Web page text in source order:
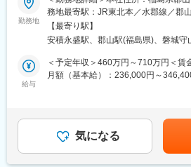
など、専門性を高めるキャリアとマ
目指していただけます。
また、製造・購買などの関係部門と
■福利厚生の魅力：
・睡眠休暇制度（最大年5日）：独
ンディションを整えながら長く働け
・事務所隣接の駐車場完備（車通勤
アサカ理研が掲げる「ビジョン2034
No.1）」の実現に向け、新たな事業
ポジションです。まずはリチウムイ
ち上げに携わりながら事業開発の実
事業テーマの発掘から事業化までを
・新工場建設を含む大型プロジェク
できる
・レアメタルや資源循環を通じて社
勤務地
務地最寄駅：JR東北本／水郡線／郡
禁煙変更の範囲：会社の定める事業所
【最寄り駅】
安積永盛駅、郡山駅(福島県)、磐城守
給与
＜予定年収＞460万円～710万円＜賃
月額（基本給）：236,000円～
りとご説明差し上げます賃金はあく
考を通じて上下する可能性がありま
めた表記です。
気になる